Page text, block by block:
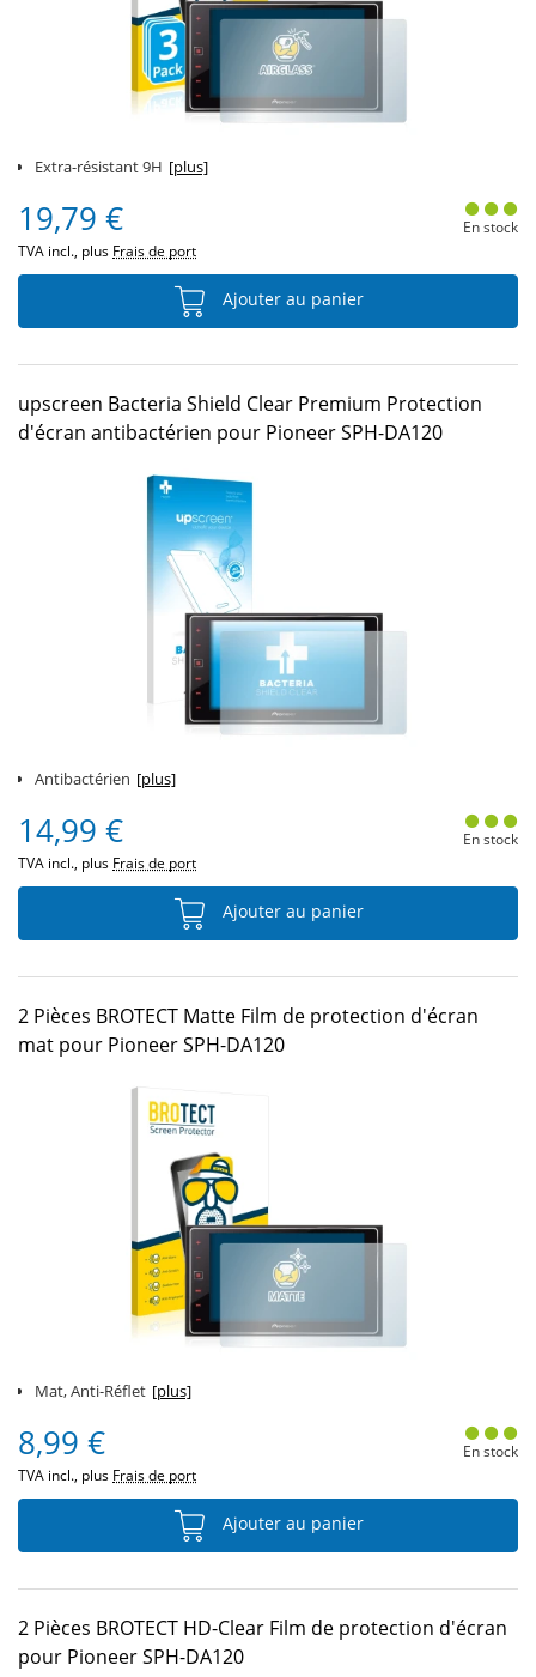
Extra-résistant 9H [plus]
19,79 €
TVA incl., plus Frais de port
En stock
Ajouter au panier
upscreen Bacteria Shield Clear Premium Protection
d'écran antibactérien pour Pioneer SPH-DA120
Antibactérien [plus]
14,99 €
TVA incl., plus Frais de port
En stock
Ajouter au panier
2 Pièces BROTECT Matte Film de protection d'écran
mat pour Pioneer SPH-DA120
Mat, Anti-Réflet [plus]
8,99 €
TVA incl., plus Frais de port
En stock
Ajouter au panier
2 Pièces BROTECT HD-Clear Film de protection d'écran
pour Pioneer SPH-DA120